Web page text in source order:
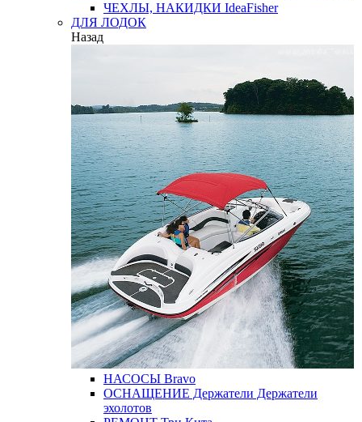
ЧЕХЛЫ, НАКИДКИ IdeaFisher
ДЛЯ ЛОДОК
Назад
НАСОСЫ Bravo
ОСНАЩЕНИЕ Держатели Держатели
эхолотов